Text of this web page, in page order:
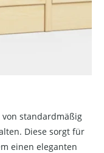
von standardmäßig
Diese sorgt für
einen eleganten